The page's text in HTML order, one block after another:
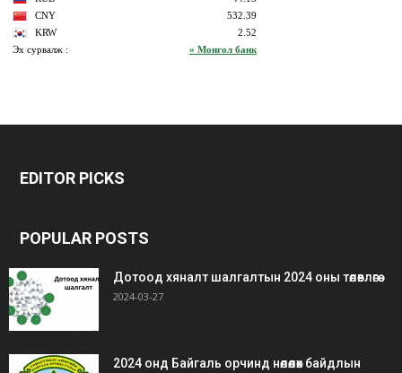
siteler
EDITOR PICKS
POPULAR POSTS
Дотоод хяналт шалгалтын 2024 оны төлөвлөгөө
2024-03-27
2024 онд Байгаль орчинд нөлөөлөх байдлын